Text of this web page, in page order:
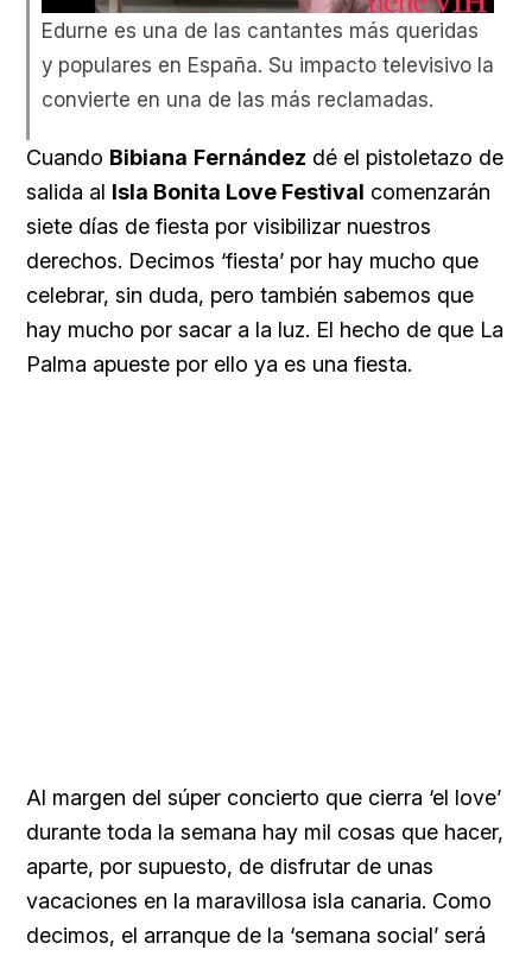
66.12%
Edurne es una de las cantantes más queridas
y populares en España. Su impacto televisivo la
convierte en una de las más reclamadas.
Cuando Bibiana Fernández dé el pistoletazo de
salida al Isla Bonita Love Festival comenzarán
siete días de fiesta por visibilizar nuestros
derechos. Decimos ‘fiesta’ por hay mucho que
celebrar, sin duda, pero también sabemos que
hay mucho por sacar a la luz. El hecho de que La
Palma apueste por ello ya es una fiesta.
Al margen del súper concierto que cierra ‘el love’
durante toda la semana hay mil cosas que hacer,
aparte, por supuesto, de disfrutar de unas
vacaciones en la maravillosa isla canaria. Como
decimos, el arranque de la ‘semana social’ será